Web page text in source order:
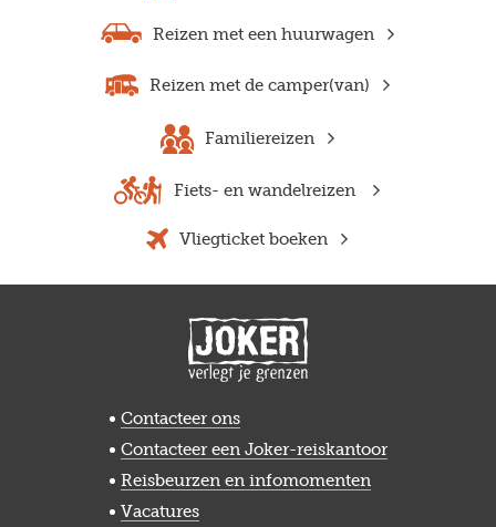
Reizen met een huurwagen
Reizen met de camper(van)
Familiereizen
Fiets- en wandelreizen
Vliegticket boeken
Contacteer ons
Contacteer een Joker-reiskantoor
Reisbeurzen en infomomenten
Vacatures